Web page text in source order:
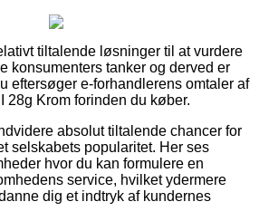
tiltalende løsninger til at vurdere
konsumenters tanker og derved er
eftersøger e-forhandlerens omtaler af
Krom forinden du køber.
absolut tiltalende chancer for
selskabets popularitet. Her ses
hvor du kan formulere en
service, hvilket ydermere
dig et indtryk af kundernes